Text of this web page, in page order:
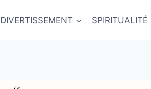
DIVERTISSEMENT SPIRITUALITÉ